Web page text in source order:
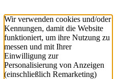
Wir verwenden cookies und/oder
Kennungen, damit die Website
funktioniert, um ihre Nutzung zu
messen und mit Ihrer
Einwilligung zur
Personalisierung von Anzeigen
(einschließlich Remarketing)